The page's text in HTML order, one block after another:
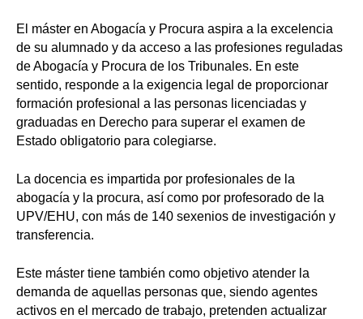
El máster en Abogacía y Procura aspira a la excelencia
de su alumnado y da acceso a las profesiones reguladas
de Abogacía y Procura de los Tribunales. En este
sentido, responde a la exigencia legal de proporcionar
formación profesional a las personas licenciadas y
graduadas en Derecho para superar el examen de
Estado obligatorio para colegiarse.
La docencia es impartida por profesionales de la
abogacía y la procura, así como por profesorado de la
UPV/EHU, con más de 140 sexenios de investigación y
transferencia.
Este máster tiene también como objetivo atender la
demanda de aquellas personas que, siendo agentes
activos en el mercado de trabajo, pretenden actualizar